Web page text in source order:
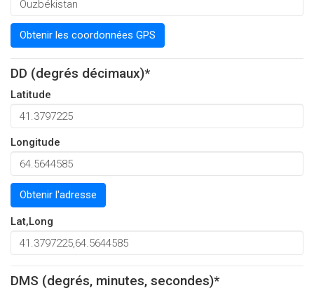
Obtenir les coordonnées GPS
DD (degrés décimaux)*
Latitude
Longitude
Obtenir l'adresse
Lat,Long
DMS (degrés, minutes, secondes)*